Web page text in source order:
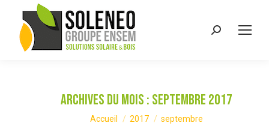
Recherche
Archives du mois : septembre 2017
Vous êtes ici :
Accueil 2017 septembre